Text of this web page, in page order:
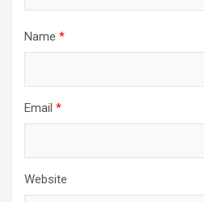
Name *
Email *
Website